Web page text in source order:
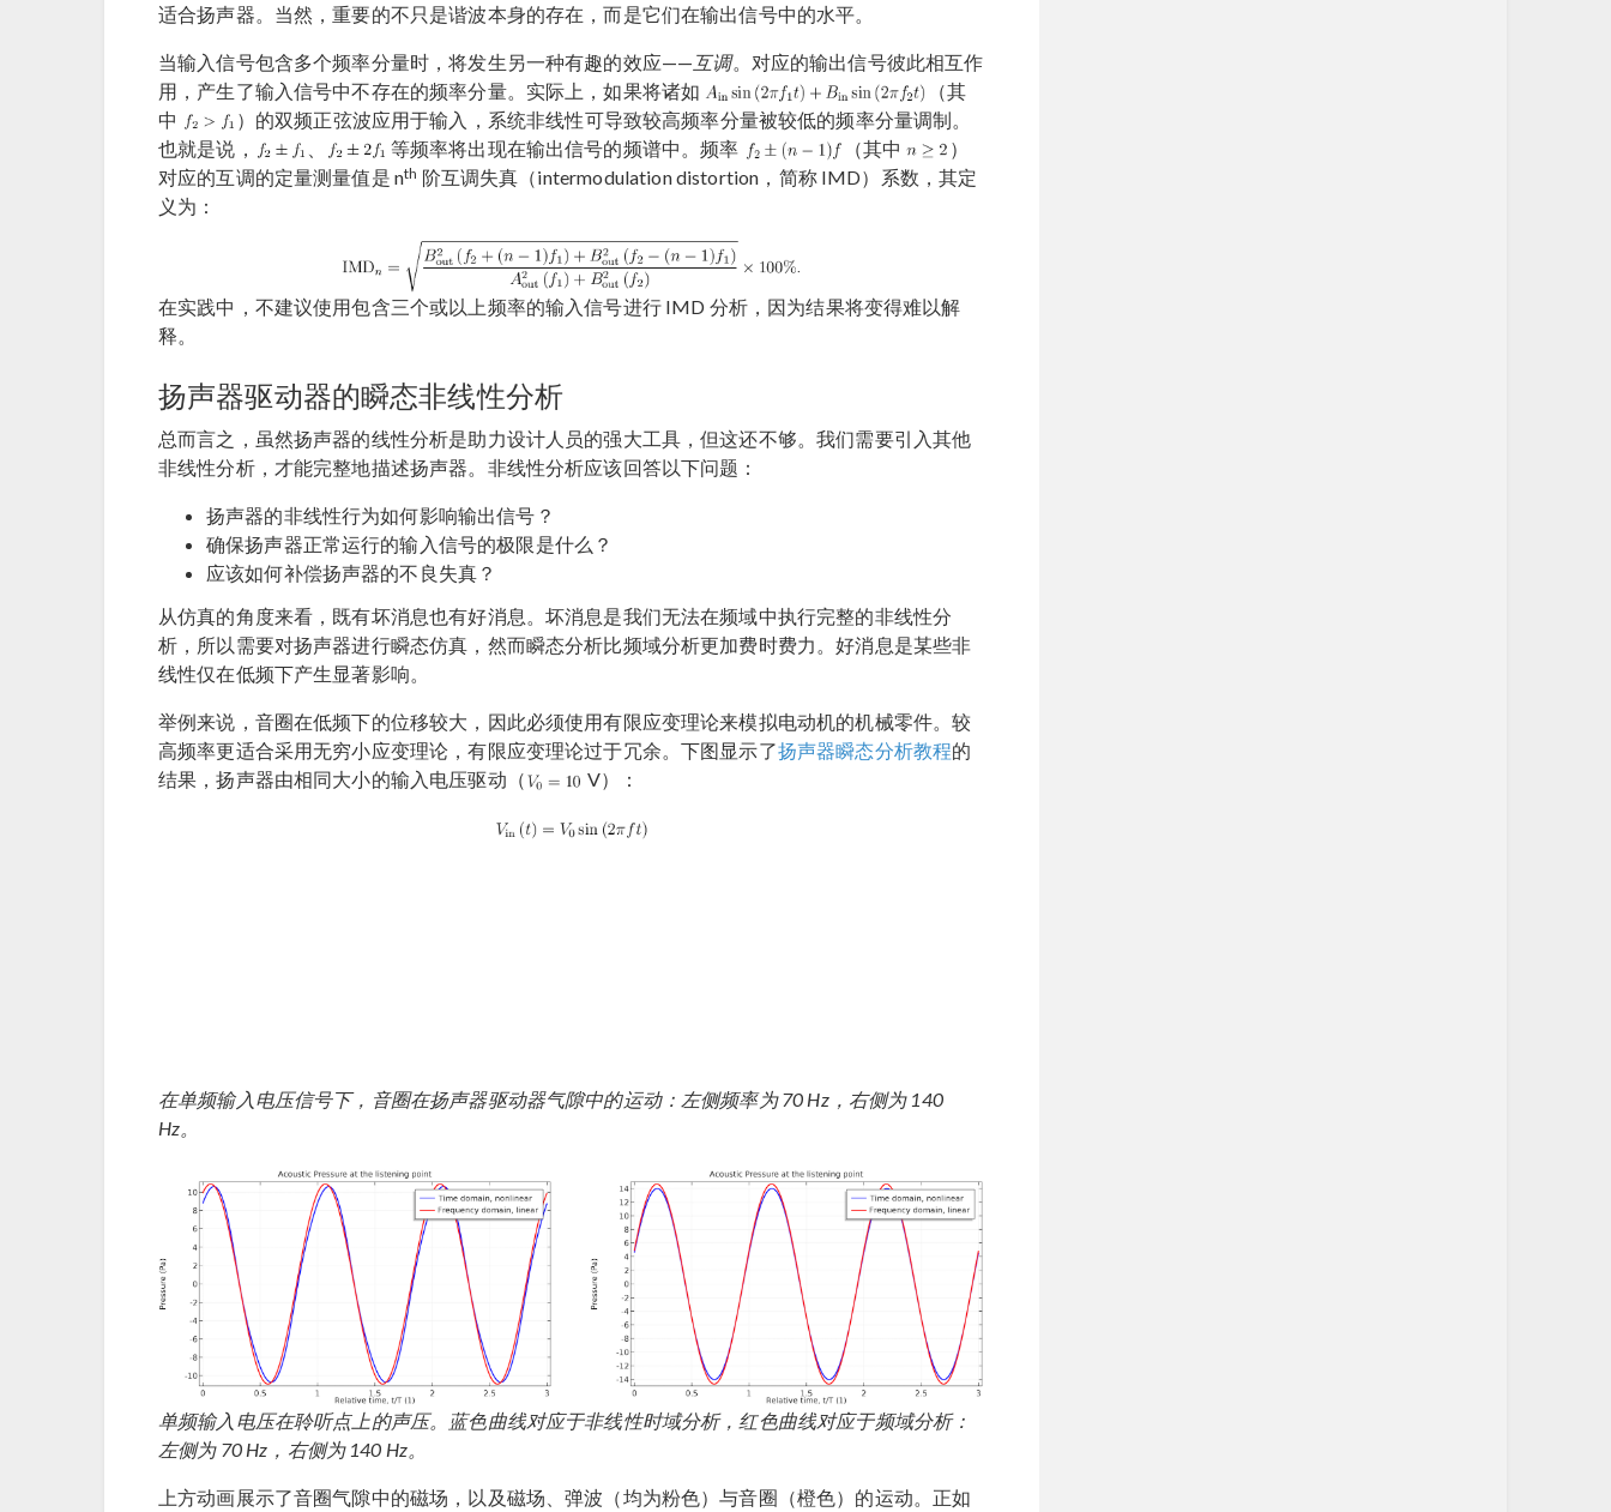
适合扬声器。当然，重要的不只是谐波本身的存在，而是它们在输出信号中的水平。
当输入信号包含多个频率分量时，将发生另一种有趣的效应—— 互调。对应的输出信号彼此相互作
用，产生了输入信号中不存在的频率分量。实际上，如果将诸如
（其
中
）的双频正弦波应用于输入，系统非线性可导致较高频率分量被较低的频率分量调制。
也就是说，
等频率将出现在输出信号的频谱中。频率 （其中
）
对应的互调的定量测量值是 nth 阶互调失真（intermodulation distortion，简称 IMD）系数，其定
义为：
在实践中，不建议使用包含三个或以上频率的输入信号进行 IMD 分析，因为结果将变得难以解
释。
扬声器驱动器的瞬态非线性分析
总而言之，虽然扬声器的线性分析是助力设计人员的强大工具，但这还不够。我们需要引入其他
非线性分析，才能完整地描述扬声器。非线性分析应该回答以下问题：
扬声器的非线性行为如何影响输出信号？
确保扬声器正常运行的输入信号的极限是什么？
应该如何补偿扬声器的不良失真？
从仿真的角度来看，既有坏消息也有好消息。坏消息是我们无法在频域中执行完整的非线性分
析，所以需要对扬声器进行瞬态仿真，然而瞬态分析比频域分析更加费时费力。好消息是某些非
线性仅在低频下产生显著影响。
举例来说，音圈在低频下的位移较大，因此必须使用有限应变理论来模拟电动机的机械零件。较
高频率更适合采用无穷小应变理论，有限应变理论过于冗余。下图显示了扬声器瞬态分析教程的
结果，扬声器由相同大小的输入电压驱动（
V）：
在单频输入电压信号下，音圈在扬声器驱动器气隙中的运动：左侧频率为 70 Hz，右侧为 140
Hz。
单频输入电压在聆听点上的声压。蓝色曲线对应于非线性时域分析，红色曲线对应于频域分析：
左侧为 70 Hz，右侧为 140 Hz。
上方动画展示了音圈气隙中的磁场，以及磁场、弹波（均为粉色）与音圈（橙色）的运动。正如